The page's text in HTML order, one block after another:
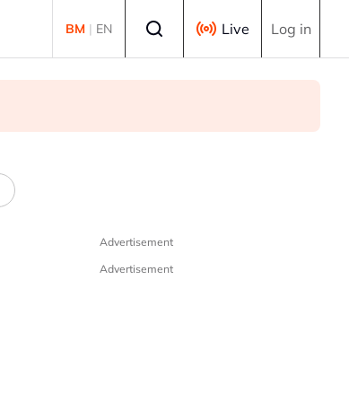
BM | EN Live Log in
Advertisement
Advertisement